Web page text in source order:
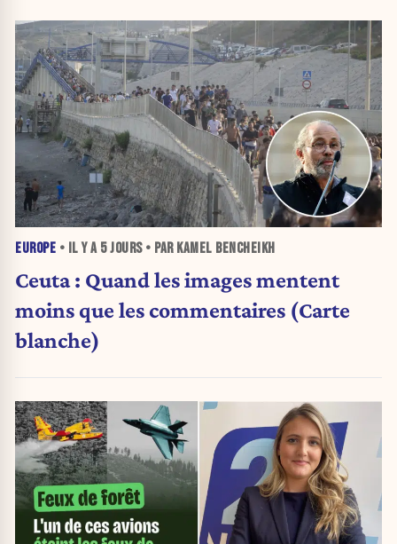
EUROPE • IL Y A 5 JOURS• PAR KAMEL BENCHEIKH
Ceuta : Quand les images mentent
moins que les commentaires (Carte
blanche)